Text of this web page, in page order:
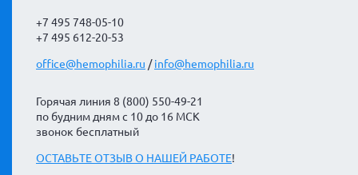
+7 495 748-05-10
+7 495 612-20-53
office@hemophilia.ru /info@hemophilia.ru
Горячая линия 8 (800) 550-49-21
по будним дням с 10 до 16 МСК
звонок бесплатный
ОСТАВЬТЕ ОТЗЫВ О НАШЕЙ РАБОТЕ!